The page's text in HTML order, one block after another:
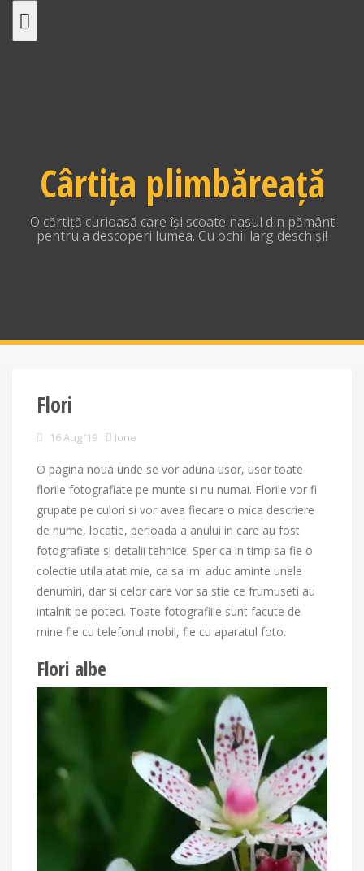
Cârtița plimbăreață
O cărtiță curioasă care își scoate nasul din pământ
pentru a descoperi lumea. Cu ochii larg deschiși!
Flori
16 Aug ’19 Ione
O pagina noua unde se vor aduna usor, usor toate
florile fotografiate pe munte si nu numai. Florile vor fi
grupate pe culori si vor avea fiecare o mica descriere
de nume, locatie, perioada a anului in care au fost
fotografiate si detalii tehnice. Sper ca in timp sa fie o
colectie utila atat mie, ca sa imi aduc aminte unele
denumiri, dar si celor care vor sa stie ce frumuseti au
intalnit pe poteci. Toate fotografiile sunt facute de
mine fie cu telefonul mobil, fie cu aparatul foto.
Flori albe